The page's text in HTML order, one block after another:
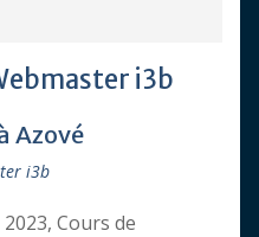
i3b
Azové
i3b
Cours de